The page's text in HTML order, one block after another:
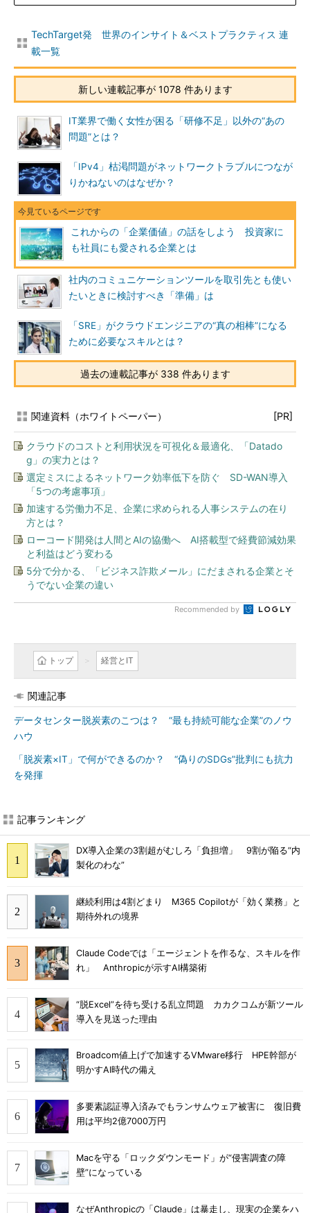
TechTarget発 世界のインサイト＆ベストプラクティス 連
載一覧
新しい連載記事が 1078 件あります
IT業界で働く女性が困る「研修不足」以外の“あの
問題”とは？
「IPv4」枯渇問題がネットワークトラブルにつなが
りかねないのはなぜか？
これからの「企業価値」の話をしよう 投資家に
も社員にも愛される企業とは
社内のコミュニケーションツールを取引先とも使い
たいときに検討すべき「準備」は
「SRE」がクラウドエンジニアの“真の相棒”になる
ために必要なスキルとは？
過去の連載記事が 338 件あります
関連資料（ホワイトペーパー） [PR]
クラウドのコストと利用状況を可視化＆最適化、「Datado
g」の実力とは？
選定ミスによるネットワーク効率低下を防ぐ SD-WAN導入
「5つの考慮事項」
加速する労働力不足、企業に求められる人事システムの在り
方とは？
ローコード開発は人間とAIの協働へ AI搭載型で経費節減効果
と利益はどう変わる
5分で分かる、「ビジネス詐欺メール」にだまされる企業とそ
うでない企業の違い
Recommended by
トップ 経営とIT
関連記事
データセンター脱炭素のこつは？ “最も持続可能な企業”のノウ
ハウ
「脱炭素×IT」で何ができるのか？ “偽りのSDGs”批判にも抗力
を発揮
記事ランキング
DX導入企業の3割超がむしろ「負担増」 9割が陥る“内
製化のわな”
継続利用は4割どまり M365 Copilotが「効く業務」と
期待外れの境界
Claude Codeでは「エージェントを作るな、スキルを作
れ」 Anthropicが示すAI構築術
“脱Excel”を待ち受ける乱立問題 カカクコムが新ツール
導入を見送った理由
Broadcom値上げで加速するVMware移行 HPE幹部が
明かすAI時代の備え
多要素認証導入済みでもランサムウェア被害に 復旧費
用は平均2億7000万円
Macを守る「ロックダウンモード」が“侵害調査の障
壁”になっている
なぜAnthropicの「Claude」は暴走し、現実の企業をハ